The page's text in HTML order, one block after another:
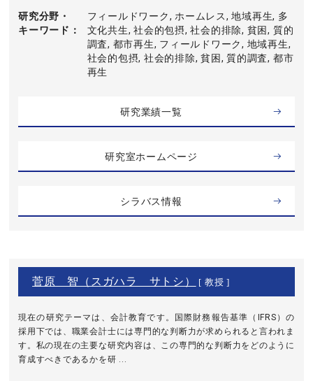
研究分野・
キーワード
フィールドワーク, ホームレス, 地域再生, 多
文化共生, 社会的包摂, 社会的排除, 貧困, 質的
調査, 都市再生, フィールドワーク, 地域再生,
社会的包摂, 社会的排除, 貧困, 質的調査, 都市
再生
研究業績一覧
研究室ホームページ
シラバス情報
菅原 智（スガハラ サトシ） [ 教授 ]
現在の研究テーマは、会計教育です。国際財務報告基準（IFRS）の
採用下では、職業会計士には専門的な判断力が求められると言われま
す。私の現在の主要な研究内容は、この専門的な判断力をどのように
育成すべきであるかを研 ...